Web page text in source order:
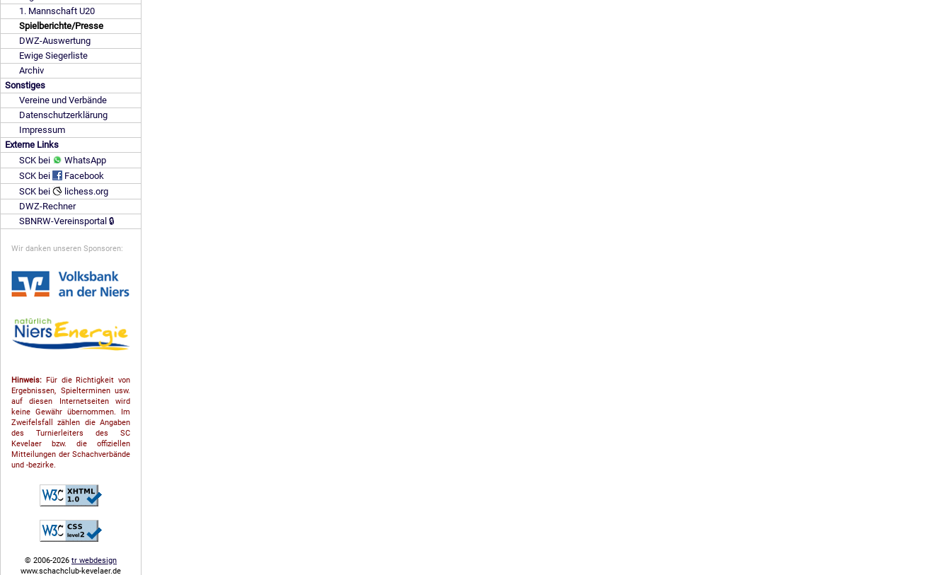
1. Mannschaft U20
Spielberichte/Presse
DWZ-Auswertung
Ewige Siegerliste
Archiv
Sonstiges
Vereine und Verbände
Datenschutzerklärung
Impressum
Externe Links
SCK bei
WhatsApp
SCK bei
Facebook
SCK bei
lichess.org
DWZ-Rechner
SBNRW-Vereinsportal 🔒
Wir danken unseren Sponsoren:
Hinweis: Für die Richtigkeit von
Ergebnissen, Spielterminen usw.
auf diesen Internetseiten wird
keine Gewähr übernommen. Im
Zweifelsfall zählen die Angaben
des Turnierleiters des SC
Kevelaer bzw. die offiziellen
Mitteilungen der Schach­ver­bände
und -bezirke.
© 2006-2026 tr webdesign
www.schachclub-kevelaer.de